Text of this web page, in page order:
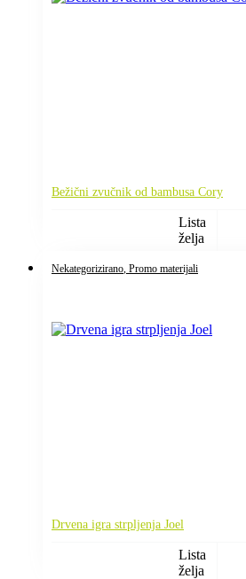
Bežični zvučnik od bambusa Cory
Lista
želja
Nekategorizirano , Promo materijali
Drvena igra strpljenja Joel
Lista
želja